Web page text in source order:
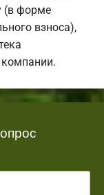
(в форме
взноса),